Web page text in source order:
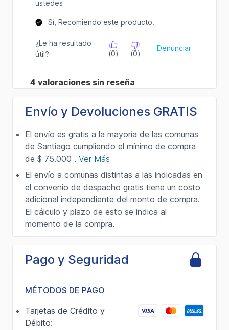
Envío y Devoluciones GRATIS
El envío es gratis a la mayoría de las comunas
de Santiago cumpliendo el mínimo de compra
de $ 75.000 . Ver Más
El envío a comunas distintas a las indicadas en
el convenio de despacho gratis tiene un costo
adicional independiente del monto de compra.
El cálculo y plazo de esto se indica al
momento de la compra.
Pago y Seguridad
MÉTODOS DE PAGO
Tarjetas de Crédito y
Débito: